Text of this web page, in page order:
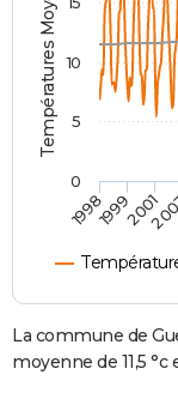
Destinations
City break
Voyage nature
Voyage de noces
Forum
Climat
PHOTO
GUIDES D'ACHAT
BONS PLANS
CARTE DE VOEUX
Carte de Noël
Carte Bonne année
Carte Saint-Valentin
Carte Pâques
Carte d'anniversaire
DICTIONNAIRE
Dictionnaire
Biographies
Citations
Expressions
Proverbes
PROGRAMME TV
S'inscrire
Se connecter
Lycées
Collèges
Primaires
Universités
Entreprises
Service militaire
Avis de recherche
AVIS DE DÉCÈS
199819992001
0
5
10
La commune de
moyenne de 11,5 °c